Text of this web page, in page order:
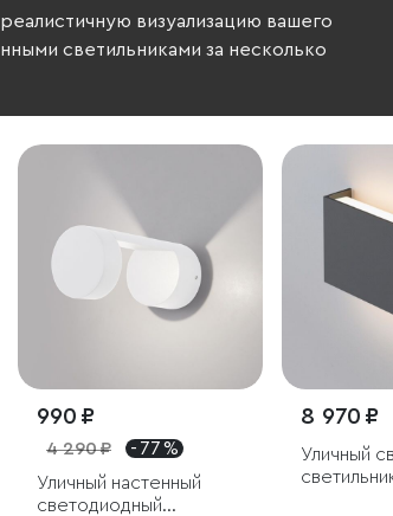
визуализацию вашего
светильниками за несколько
990 ₽
4 290 ₽
- 77 %
Уличный настенный
светодиодный
8 970 ₽
Уличный